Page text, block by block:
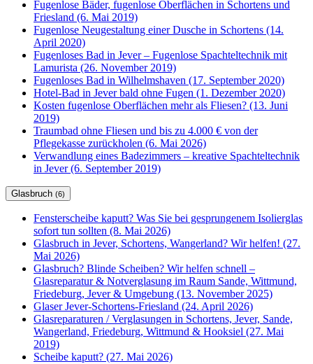
Fugenlose Bäder, fugenlose Oberflächen in Schortens und
Friesland (6. Mai 2019)
Fugenlose Neugestaltung einer Dusche in Schortens (14.
April 2020)
Fugenloses Bad in Jever – Fugenlose Spachteltechnik mit
Lamurista (26. November 2019)
Fugenloses Bad in Wilhelmshaven (17. September 2020)
Hotel-Bad in Jever bald ohne Fugen (1. Dezember 2020)
Kosten fugenlose Oberflächen mehr als Fliesen? (13. Juni
2019)
Traumbad ohne Fliesen und bis zu 4.000 € von der
Pflegekasse zurückholen (6. Mai 2026)
Verwandlung eines Badezimmers – kreative Spachteltechnik
in Jever (6. September 2019)
Glasbruch (6)
Fensterscheibe kaputt? Was Sie bei gesprungenem Isolierglas
sofort tun sollten (8. Mai 2026)
Glasbruch in Jever, Schortens, Wangerland? Wir helfen! (27.
Mai 2026)
Glasbruch? Blinde Scheiben? Wir helfen schnell –
Glasreparatur & Notverglasung im Raum Sande, Wittmund,
Friedeburg, Jever & Umgebung (13. November 2025)
Glaser Jever-Schortens-Friesland (24. April 2026)
Glasreparaturen / Verglasungen in Schortens, Jever, Sande,
Wangerland, Friedeburg, Wittmund & Hooksiel (27. Mai
2019)
Scheibe kaputt? (27. Mai 2026)